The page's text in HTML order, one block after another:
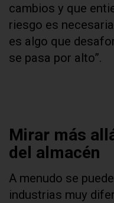
cambios y que
riesgo es
es algo que
se pasa por alto”.
Mirar más
del almacén
A menudo se
industrias muy